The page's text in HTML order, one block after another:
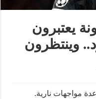
يعتبرون
وينتظرون
مواجهات نارية.